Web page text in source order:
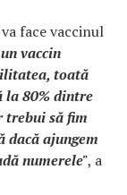
face vaccinul
vaccin
toată
la 80% dintre
trebui să fim
ajungem
numerele", a